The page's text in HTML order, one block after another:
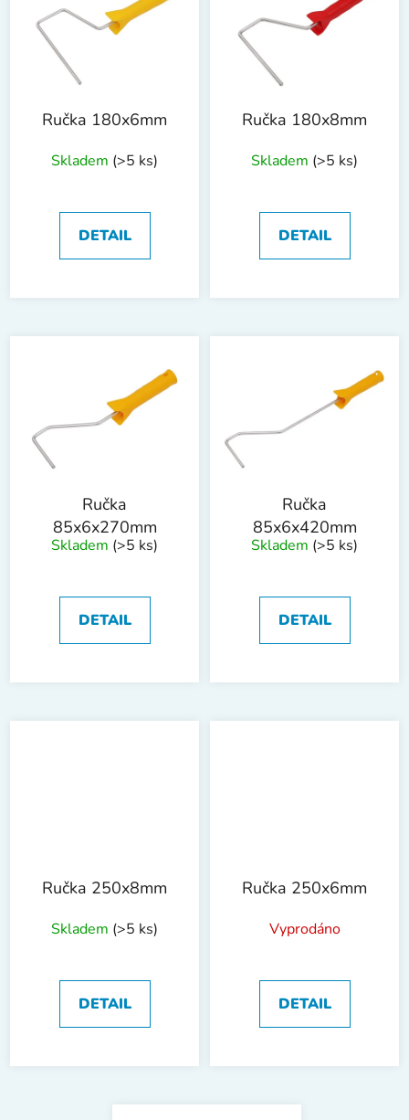
Ručka 180x6mm
Skladem (>5 ks)
DETAIL
Ručka 180x8mm
Skladem (>5 ks)
DETAIL
Ručka
85x6x270mm
Skladem (>5 ks)
DETAIL
Ručka
85x6x420mm
Skladem (>5 ks)
DETAIL
Ručka 250x8mm
Skladem (>5 ks)
DETAIL
Ručka 250x6mm
Vyprodáno
DETAIL